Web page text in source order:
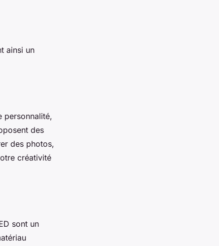
ainsi un
personnalité,
des
des photos,
créativité
sont un